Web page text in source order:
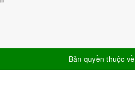
Bản quyền thuộc về